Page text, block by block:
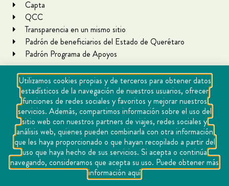
Capta
QCC
Transparencia en un mismo sitio
Padrón de beneficiarios del Estado de Querétaro
Padrón Programa de Apoyos
Copyright Querétaro Travel 2021 | v 1.1
Cookies
Aviso de privacidad
Utilizamos cookies propias y de terceros para obtener datos
estadísticos de la navegación de nuestros usuarios, ofrecer
funciones de redes sociales y favoritos y mejorar nuestros
servicios. Además, compartimos información sobre el uso del
sitio web con nuestros partners de viajes, redes sociales y
análisis web, quienes pueden combinarla con otra información
que les haya proporcionado o que hayan recopilado a partir del
uso que haya hecho de sus servicios. Si acepta o continúa
navegando, consideramos que acepta su uso. Puede obtener más
información aquí